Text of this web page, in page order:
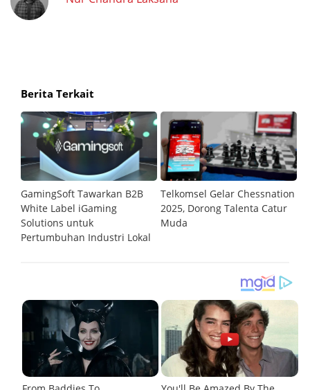
Berita Terkait
GamingSoft Tawarkan B2B
White Label iGaming
Solutions untuk
Pertumbuhan Industri Lokal
Telkomsel Gelar Chessnation
2025, Dorong Talenta Catur
Muda